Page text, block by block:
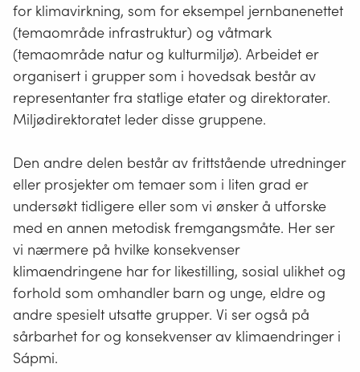
for klimavirkning, som for eksempel jernbanenettet
(temaområde infrastruktur) og våtmark
(temaområde natur og kulturmiljø). Arbeidet er
organisert i grupper som i hovedsak består av
representanter fra statlige etater og direktorater.
Miljødirektoratet leder disse gruppene.
Den andre delen består av frittstående utredninger
eller prosjekter om temaer som i liten grad er
undersøkt tidligere eller som vi ønsker å utforske
med en annen metodisk fremgangsmåte. Her ser
vi nærmere på hvilke konsekvenser
klimaendringene har for likestilling, sosial ulikhet og
forhold som omhandler barn og unge, eldre og
andre spesielt utsatte grupper. Vi ser også på
sårbarhet for og konsekvenser av klimaendringer i
Sápmi.